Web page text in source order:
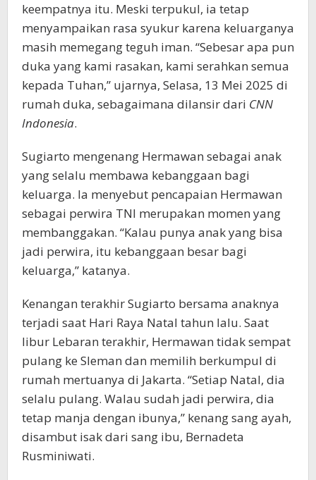
keempatnya itu. Meski terpukul, ia tetap
menyampaikan rasa syukur karena keluarganya
masih memegang teguh iman. “Sebesar apa pun
duka yang kami rasakan, kami serahkan semua
kepada Tuhan,” ujarnya, Selasa, 13 Mei 2025 di
rumah duka, sebagaimana dilansir dari CNN
Indonesia.
Sugiarto mengenang Hermawan sebagai anak
yang selalu membawa kebanggaan bagi
keluarga. Ia menyebut pencapaian Hermawan
sebagai perwira TNI merupakan momen yang
membanggakan. “Kalau punya anak yang bisa
jadi perwira, itu kebanggaan besar bagi
keluarga,” katanya.
Kenangan terakhir Sugiarto bersama anaknya
terjadi saat Hari Raya Natal tahun lalu. Saat
libur Lebaran terakhir, Hermawan tidak sempat
pulang ke Sleman dan memilih berkumpul di
rumah mertuanya di Jakarta. “Setiap Natal, dia
selalu pulang. Walau sudah jadi perwira, dia
tetap manja dengan ibunya,” kenang sang ayah,
disambut isak dari sang ibu, Bernadeta
Rusminiwati.